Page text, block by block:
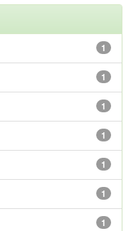
1
1
1
1
1
1
1